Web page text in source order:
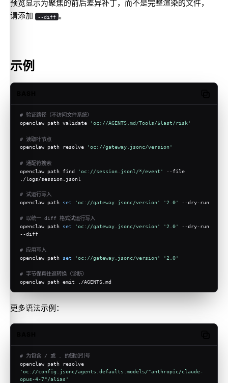
预览显示为聚焦的前后差异补丁，而不是完整渲染的文件，
请添加
--diff 。
示例
# 验证路径（不访问文件系统）
openclaw path validate
'oc://AGENTS.md/Tools/$last/risk'
# 读取叶节点
openclaw path resolve
'oc://gateway.jsonc/version'
# 通配符搜索
openclaw path find
'oc://session.jsonl/*/event'
--file
./logs/session.jsonl
# 试运行写入
openclaw path set 'oc://gateway.jsonc/version' '2.0' --dry-run
# 以统一 diff 格式试运行写入
openclaw path set 'oc://gateway.jsonc/version' '2.0'
--dry-run
--diff
# 应用写入
openclaw path set 'oc://gateway.jsonc/version' '2.0'
# 字节保真往返转换（诊断）
openclaw path emit ./AGENTS.md
更多语法示例：
# 为包含 / 或 . 的键加引号
'oc://config.jsonc/agents.defaults.models/"anthropic/claude-
opus-4-7"/alias'